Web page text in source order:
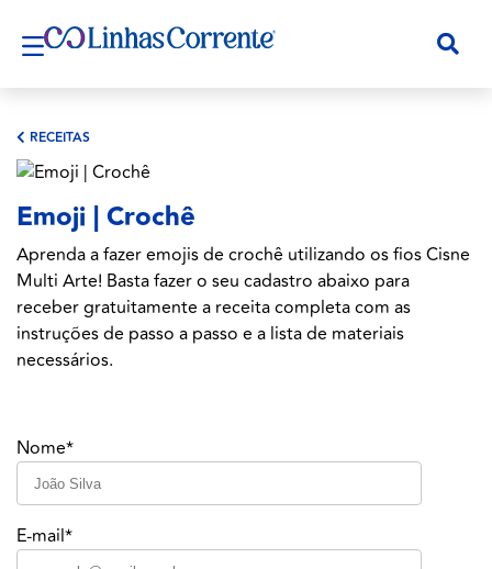
RECEITAS
Emoji | Crochê
Aprenda a fazer emojis de crochê utilizando os fios Cisne
Multi Arte! Basta fazer o seu cadastro abaixo para
receber gratuitamente a receita completa com as
instruções de passo a passo e a lista de materiais
necessários.
Nome*
E-mail*